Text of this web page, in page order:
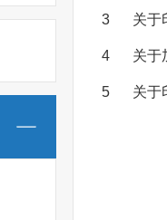
3 关于
4 关于
5 关于